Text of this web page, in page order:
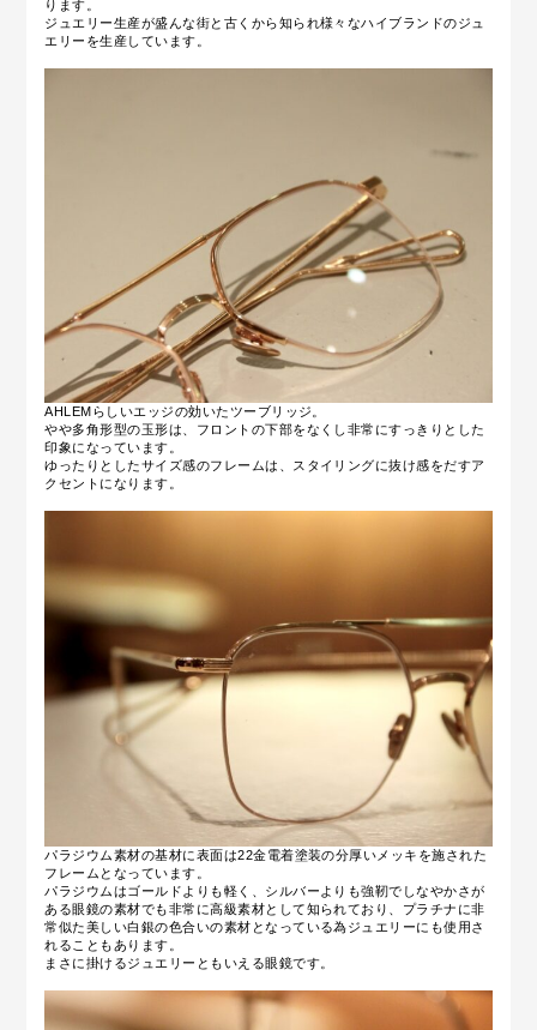
ります。
ジュエリー生産が盛んな街と古くから知られ様々なハイブランドのジュ
エリーを生産しています。
AHLEMらしいエッジの効いたツーブリッジ。
やや多角形型の玉形は、フロントの下部をなくし非常にすっきりとした
印象になっています。
ゆったりとしたサイズ感のフレームは、スタイリングに抜け感をだすア
クセントになります。
パラジウム素材の基材に表面は22金電着塗装の分厚いメッキを施された
フレームとなっています。
パラジウムはゴールドよりも軽く、シルバーよりも強靭でしなやかさが
ある眼鏡の素材でも非常に高級素材として知られており、プラチナに非
常似た美しい白銀の色合いの素材となっている為ジュエリーにも使用さ
れることもあります。
まさに掛けるジュエリーともいえる眼鏡です。